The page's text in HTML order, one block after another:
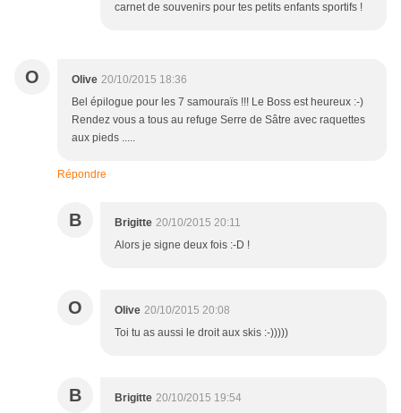
carnet de souvenirs pour tes petits enfants sportifs !
O Olive 20/10/2015 18:36
Bel épilogue pour les 7 samouraïs !!! Le Boss est heureux :-)
Rendez vous a tous au refuge Serre de Sâtre avec raquettes
aux pieds .....
Répondre
B Brigitte 20/10/2015 20:11
Alors je signe deux fois :-D !
O Olive 20/10/2015 20:08
Toi tu as aussi le droit aux skis :-)))))
B Brigitte 20/10/2015 19:54